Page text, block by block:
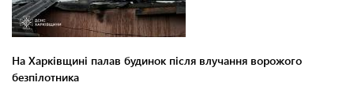
На Харківщині палав будинок після влучання ворожого
безпілотника